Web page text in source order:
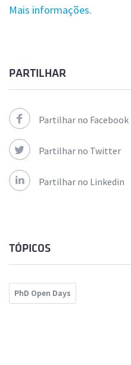
Mais informações.
PARTILHAR
Partilhar no Facebook
Partilhar no Twitter
Partilhar no Linkedin
TÓPICOS
PhD Open Days